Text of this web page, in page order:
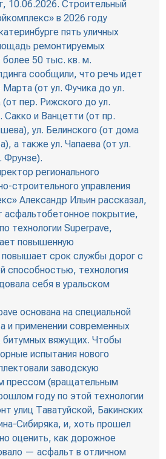
10.06.2026. Строительный
в 2026 году
пять уличных
ремонтируемых
50 тыс. кв. м.
сообщили, что речь идет
Марта (от ул. Фучика до ул.
пер. Рижского до ул.
Сакко и Ванцетти (от пр.
ул. Белинского (от дома
а также ул. Чапаева (от ул.
Фрунзе).
регионального
строительного управления
Александр Ильин рассказал,
асфальтобетонное покрытие,
технологии Superpave,
повышенную
повышает срок службы дорог с
способностью, технология
себя в уральском
основана на специальной
и применении современных
вяжущих. Чтобы
испытания нового
заводскую
прессом (вращательным
году по этой технологии
улиц Таватуйской, Бакинских
Сибиряка, и, хоть прошел
оценить, как дорожное
— асфальт в отличном